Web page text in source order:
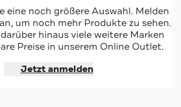
eine noch größere Auswahl. Melden
um noch mehr Produkte zu sehen.
hinaus viele weitere Marken
Preise in unserem Online Outlet.
Jetzt anmelden